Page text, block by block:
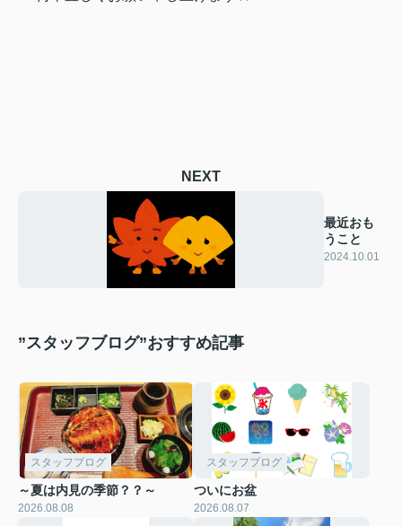
NEXT
最近おも
うこと
2024.10.01
”スタッフブログ”おすすめ記事
スタッフブログ
～夏は内見の季節？？～
2026.08.08
スタッフブログ
ついにお盆
2026.08.07